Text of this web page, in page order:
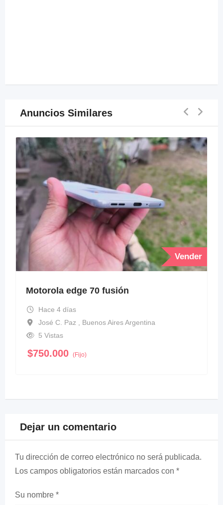
Anuncios Similares
Vender
Motorola edge 70 fusión
Hace 4 días
José C. Paz , Buenos Aires Argentina
5 Vistas
$750.000 (Fijo)
Dejar un comentario
Tu dirección de correo electrónico no será publicada.
Los campos obligatorios están marcados con *
Su nombre *